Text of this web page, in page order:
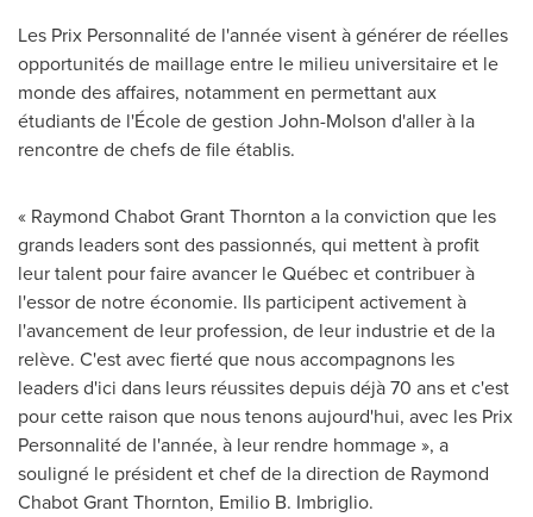
Les Prix Personnalité de l'année visent à générer de réelles
opportunités de maillage entre le milieu universitaire et le
monde des affaires, notamment en permettant aux
étudiants de l'École de gestion John-Molson d'aller à la
rencontre de chefs de file établis.
« Raymond Chabot Grant Thornton a la conviction que les
grands leaders sont des passionnés, qui mettent à profit
leur talent pour faire avancer le Québec et contribuer à
l'essor de notre économie. Ils participent activement à
l'avancement de leur profession, de leur industrie et de la
relève. C'est avec fierté que nous accompagnons les
leaders d'ici dans leurs réussites depuis déjà 70 ans et c'est
pour cette raison que nous tenons aujourd'hui, avec les Prix
Personnalité de l'année, à leur rendre hommage », a
souligné le président et chef de la direction de Raymond
Chabot Grant Thornton, Emilio B. Imbriglio.